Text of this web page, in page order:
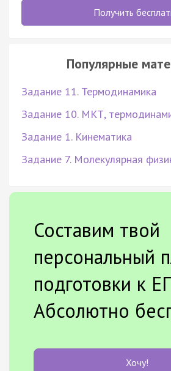
Получить
Популярные
Задание 11. Термодинамика
Задание 10. МКТ,
Задание 1. Кинематика
Задание 7. Молекулярная
Составим твой
персональный
подготовки к
Абсолютно
Хочу!